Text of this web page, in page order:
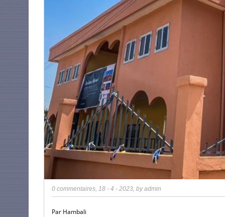
0 commentaires, 18 - 4 - 2023, byadmin
Par Hambali